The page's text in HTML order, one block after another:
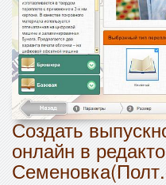
Создать
онлайн в